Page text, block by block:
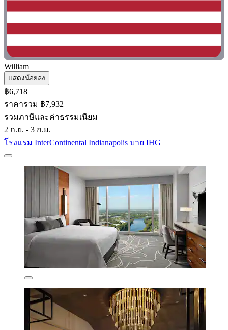
William
แสดงน้อยลง
฿6,718
ราคารวม ฿7,932
รวมภาษีและค่าธรรมเนียม
2 ก.ย. - 3 ก.ย.
โรงแรม InterContinental Indianapolis บาย IHG